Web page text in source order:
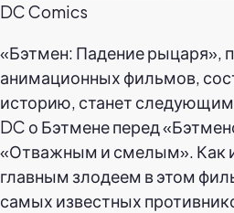
DC Comics
«Бэтмен: Падение рыцаря»,
анимационных фильмов,
историю, станет
DC о Бэтмене перед
«Отважным и смелым». Как
главным злодеем в этом
самых известных